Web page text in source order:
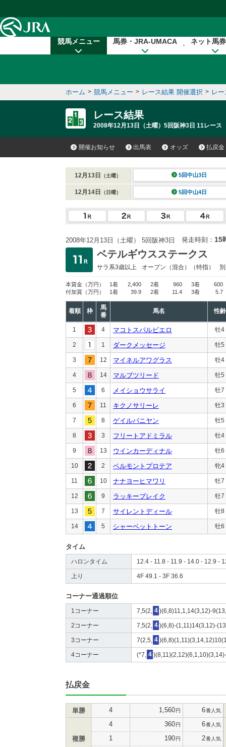
競馬メニュー 馬券・JRA-UMACA ネット馬
ホーム > 競馬メニュー > レース結果 開催選択 > レ
レース結果
2008年12月13日（土曜）5回阪神3日 11レース
開催お知らせ 出馬表 オッズ 払戻金
12月13日 （土曜） 5回中山3日
12月14日 （日曜） 5回中山4日
2008年12月13日（土曜） 5回阪神3日 発走時刻： 15
ベテルギウスステークス
サラ系3歳以上 オープン （混合）（特指）
本賞金 （万円） 1着 2,400 2着 960 3着
600
付加賞 （万円） 1着 39.9 2着 11.4 3着 5.7
着順 枠
馬
番
馬名 性齢
1 4 マコトスパルビエロ 牡4
2 1 ダークメッセージ 牡5
3 12 マイネルアワグラス 牡4
4 14 マルブツリード 牡5
5 6 メイショウサライ 牡7
6 11 キクノサリーレ 牡3
7 8 ゲイルバニヤン 牡5
8 3 フリートアドミラル 牡4
9 13 ウインカーディナル 牡6
10 2 ベルモントプロテア 牝4
11 10 ナナヨーヒマワリ 牡7
12 9 ラッキーブレイク 牡7
13 7 サイレントディール 牡8
14 5 シャーベットトーン 牡6
タイム
ハロンタイム 12.4 - 11.8 - 11.9 - 14.0 - 12.9 -
上り 4F 49.1 - 3F 36.6
コーナー通過順位
1コーナー 7,5(2, 4 )(6,8)11,1,14(3,12)-
2コーナー 7,5(2, 4 )(6,8)-(1,11)14(3,12)-
3コーナー 7(2,5, 4
4コーナー (*7, 4
払戻金
単勝 4 1,560円 6番人気
複勝
4 360円 6番人気
1 190円 2番人気